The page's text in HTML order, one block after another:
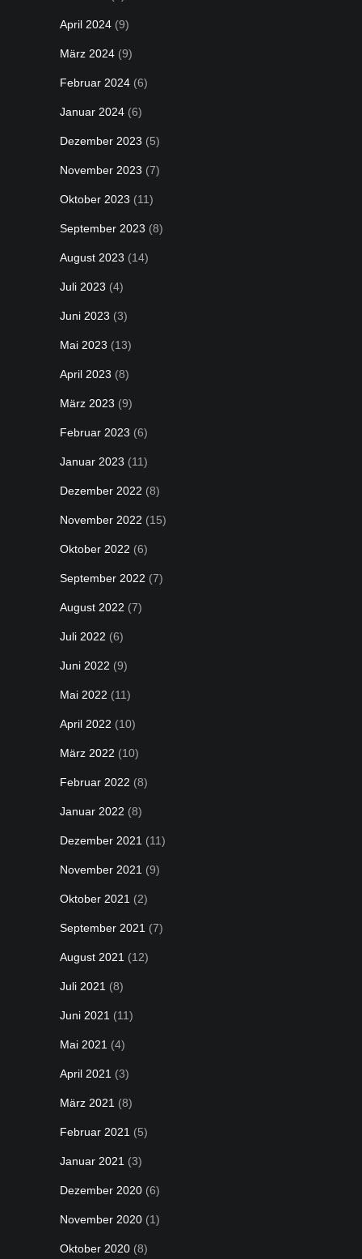
April 2024 (9)
März 2024 (9)
Februar 2024 (6)
Januar 2024 (6)
Dezember 2023 (5)
November 2023 (7)
Oktober 2023 (11)
September 2023 (8)
August 2023 (14)
Juli 2023 (4)
Juni 2023 (3)
Mai 2023 (13)
April 2023 (8)
März 2023 (9)
Februar 2023 (6)
Januar 2023 (11)
Dezember 2022 (8)
November 2022 (15)
Oktober 2022 (6)
September 2022 (7)
August 2022 (7)
Juli 2022 (6)
Juni 2022 (9)
Mai 2022 (11)
April 2022 (10)
März 2022 (10)
Februar 2022 (8)
Januar 2022 (8)
Dezember 2021 (11)
November 2021 (9)
Oktober 2021 (2)
September 2021 (7)
August 2021 (12)
Juli 2021 (8)
Juni 2021 (11)
Mai 2021 (4)
April 2021 (3)
März 2021 (8)
Februar 2021 (5)
Januar 2021 (3)
Dezember 2020 (6)
November 2020 (1)
Oktober 2020 (8)